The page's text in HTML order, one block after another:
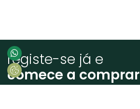
registe-se já e
comece a comprar